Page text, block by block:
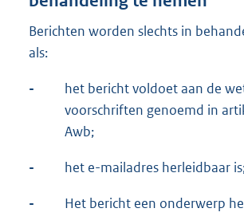
Berichten worden slechts in
als:
-
het bericht voldoet aan de
voorschriften genoemd in
Awb;
- het e-mailadres herleidbaar
- Het bericht een onderwerp